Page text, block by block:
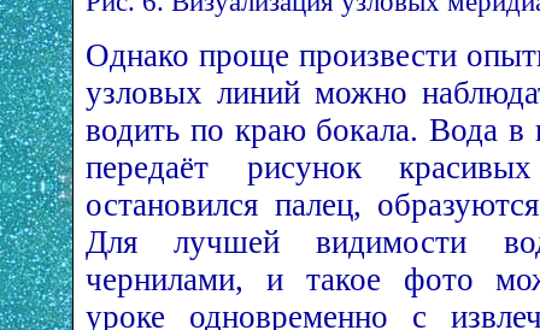
Однако проще произвести
узловых линий можно
водить по краю бокала. Вода в
передаёт рисунок
остановился палец,
Для лучшей видимости
чернилами, и такое фото
уроке одновременно с